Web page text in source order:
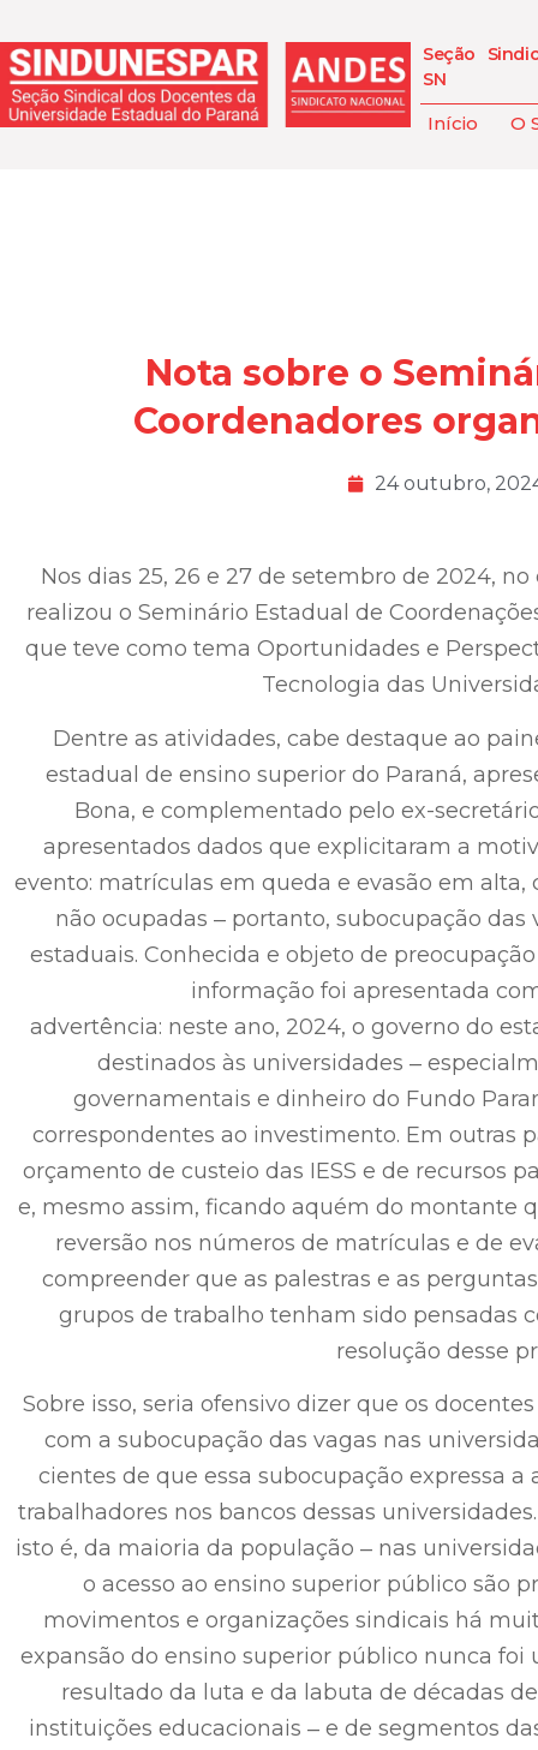
Seção
SN
Início O
Nota sobre o
Coordenadores
24 outubro,
Nos dias 25, 26 e 27 de setembro de 2024,
realizou o Seminário Estadual de
que teve como tema Oportunidades e
Tecnologia das
Dentre as atividades, cabe destaque ao
estadual de ensino superior do Paraná,
Bona, e complementado pelo ex-
apresentados dados que explicitaram a
evento: matrículas em queda e evasão em
não ocupadas ‒ portanto, subocupação
estaduais. Conhecida e objeto de
informação foi apresentada
advertência: neste ano, 2024, o governo do
destinados às universidades ‒
governamentais e dinheiro do Fundo
correspondentes ao investimento. Em outras
orçamento de custeio das IESS e de recursos
e, mesmo assim, ficando aquém do montante
reversão nos números de matrículas e de
compreender que as palestras e as
grupos de trabalho tenham sido pensadas
resolução desse
Sobre isso, seria ofensivo dizer que os
com a subocupação das vagas nas
cientes de que essa subocupação expressa
trabalhadores nos bancos dessas
isto é, da maioria da população ‒ nas
o acesso ao ensino superior público são
movimentos e organizações sindicais há
expansão do ensino superior público nunca foi
resultado da luta e da labuta de décadas
instituições educacionais ‒ e de segmentos